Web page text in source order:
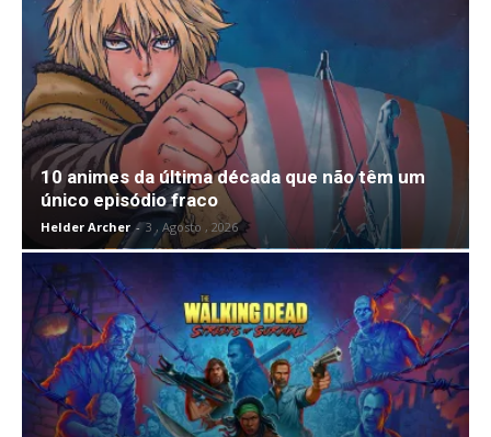
10 animes da última década que não têm um
único episódio fraco
Helder Archer - 3 , Agosto , 2026